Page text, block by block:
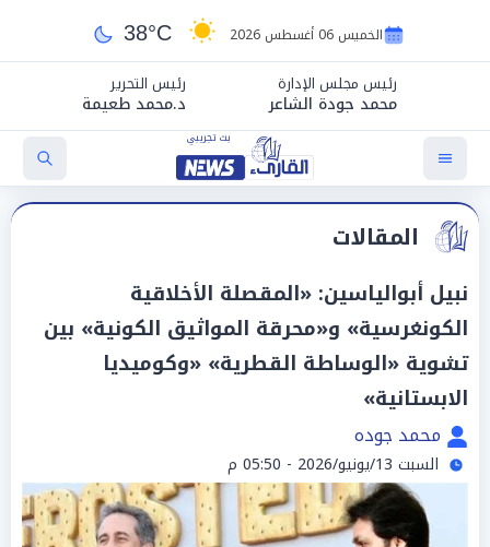
الخميس 06 أغسطس 2026 38°C
رئيس مجلس الإدارة
محمد جودة الشاعر
رئيس التحرير
د.محمد طعيمة
المقالات
نبيل أبوالياسين: «المقصلة الأخلاقية
الكونغرسية» و«محرقة المواثيق الكونية» بين
تشوية «الوساطة القطرية» «وكوميديا
الابستانية»
محمد جوده
السبت 13/يونيو/2026 - 05:50 م